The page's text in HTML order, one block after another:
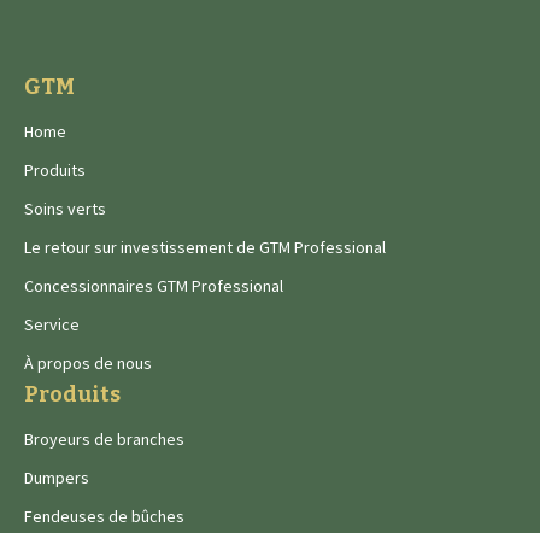
GTM
Home
Produits
Soins verts
Le retour sur investissement de GTM Professional
Concessionnaires GTM Professional
Service
À propos de nous
Produits
Broyeurs de branches
Dumpers
Fendeuses de bûches